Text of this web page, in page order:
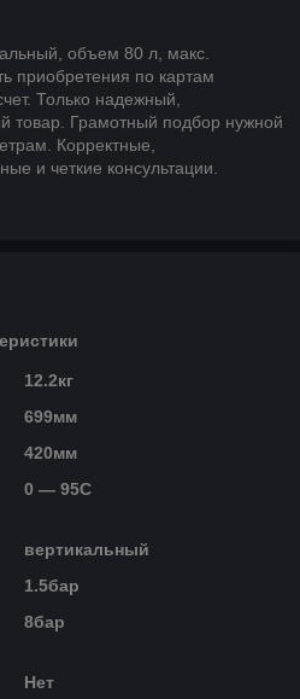
объем 80 л, макс.
приобретения по картам
Только надежный,
товар. Грамотный подбор нужной
Корректные,
и четкие консультации.
12.2кг
699мм
420мм
0 — 95C
вертикальный
1.5бар
8бар
Нет